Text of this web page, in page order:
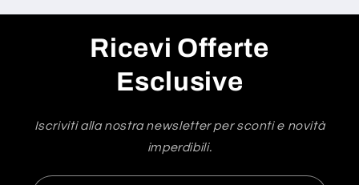
Ricevi Offerte
Esclusive
Iscriviti alla nostra newsletter per sconti e novità
imperdibili.